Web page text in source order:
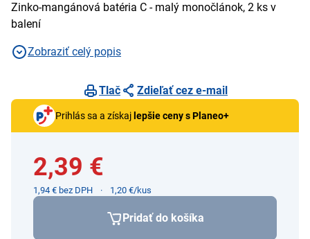
Zinko-mangánová batéria C - malý monočlánok, 2 ks v
balení
Zobraziť celý popis
Tlač Zdieľať cez e-mail
Prihlás sa a získaj lepšie ceny s Planeo+
2,39 €
1,94 € bez DPH 1,20 €/kus
Pridať do košíka